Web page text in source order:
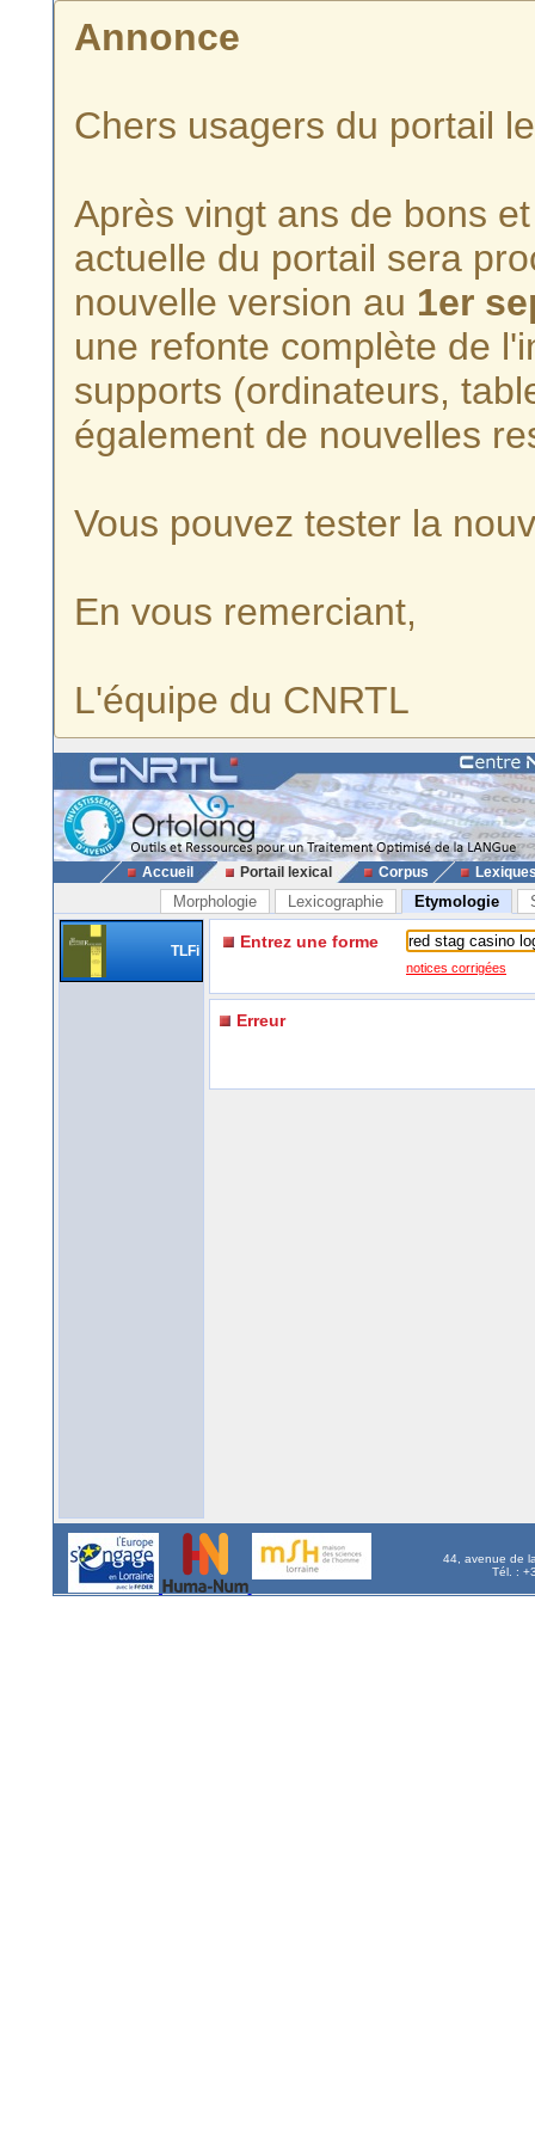
Annonce
Chers usagers du portail
Après vingt ans de bons
actuelle du portail sera
nouvelle version au 1er
une refonte complète de
supports (ordinateurs,
également de nouvelles
Vous pouvez tester la
En vous remerciant,
L'équipe du CNRTL
Accueil Portail lexical Corpus
Morphologie Lexicographie Etymologie
TLFi Entrez une forme
notices corrigées
Erreur
44, avenue de
Tél. :